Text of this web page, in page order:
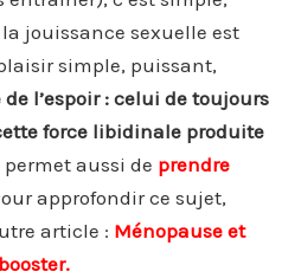
jouissance sexuelle est
simple, puissant,
l’espoir : celui de toujours
force libidinale produite
permet aussi de prendre
approfondir ce sujet,
article : Ménopause et